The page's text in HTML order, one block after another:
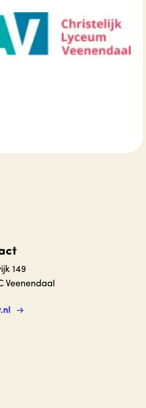
149
Veenendaal